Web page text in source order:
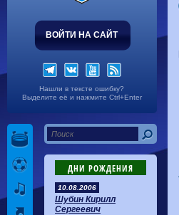
ВОЙТИ НА САЙТ
Нашли в тексте ошибку?
Выделите её и нажмите Ctrl+Enter
ДНИ РОЖДЕНИЯ
10.08.2006
Шубин Кирилл
Сергеевич